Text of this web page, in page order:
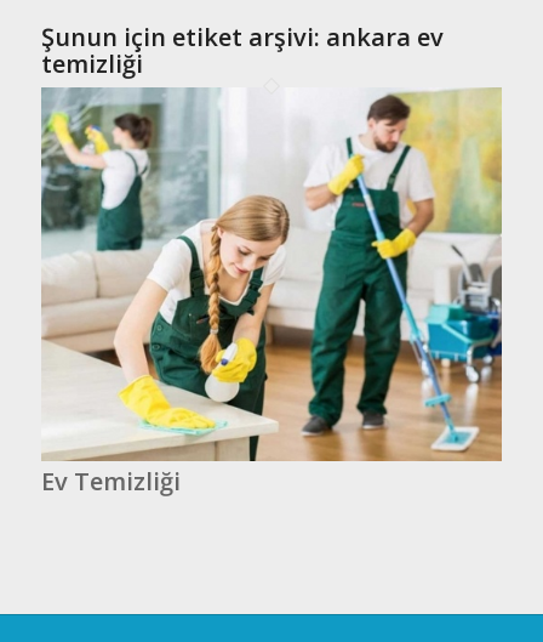
Şunun için etiket arşivi: ankara ev
temizliği
Ev Temizliği